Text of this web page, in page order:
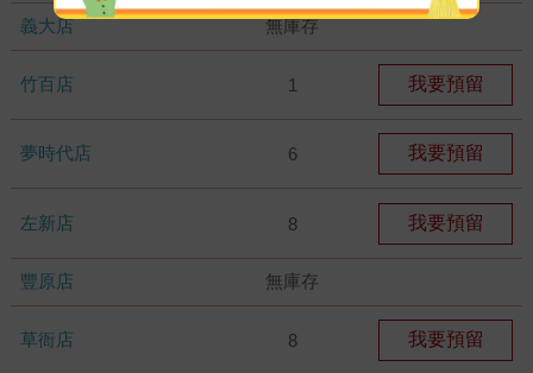
義大店 無庫存
竹百店 1 我要預留
夢時代店 6 我要預留
左新店 8 我要預留
豐原店 無庫存
草衙店 8 我要預留